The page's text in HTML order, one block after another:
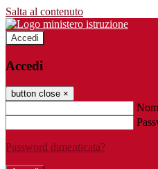
Salta al contenuto
Accedi
Accedi
button close ×
Password dimenticata?